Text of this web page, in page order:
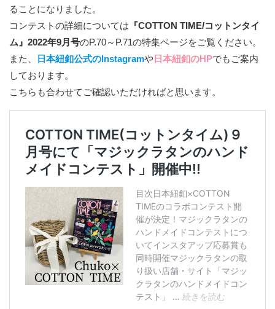
ることになりました。
コンテストの詳細については 『COTTON TIME/コットンタイ
ム』2022年9月号のP.70～P.71の特集ページをご覧ください。
また、
日本紐釦公式のInstagramや 日本紐釦のHPでもご案内
しております。
こちらも合わせてご確認いただければと思います。